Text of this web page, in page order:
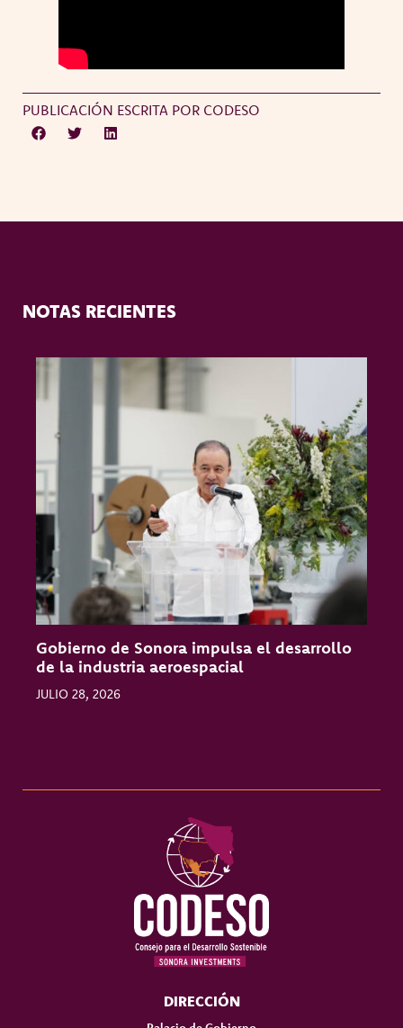
PUBLICACIÓN ESCRITA POR CODESO
NOTAS RECIENTES
Gobierno de Sonora impulsa el desarrollo
de la industria aeroespacial
JULIO 28, 2026
DIRECCIÓN